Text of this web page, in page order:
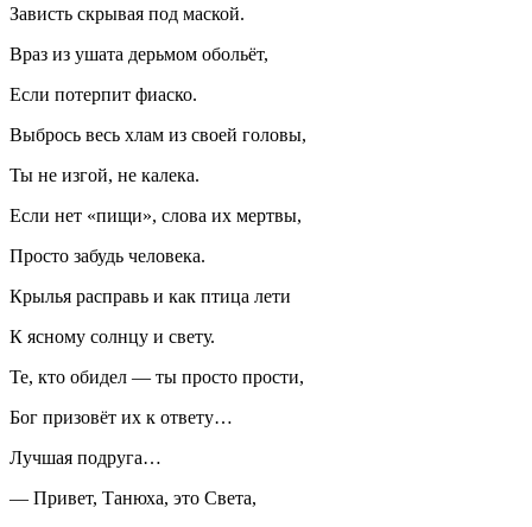
Зависть скрывая под маской.
Враз из ушата дерьмом обольёт,
Если потерпит фиаско.
Выбрось весь хлам из своей головы,
Ты не изгой, не калека.
Если нет «пищи», слова их мертвы,
Просто забудь человека.
Крылья расправь и как птица лети
К ясному солнцу и свету.
Те, кто обидел — ты просто прости,
Бог призовёт их к ответу…
Лучшая подруга…
— Привет, Танюха, это Света,